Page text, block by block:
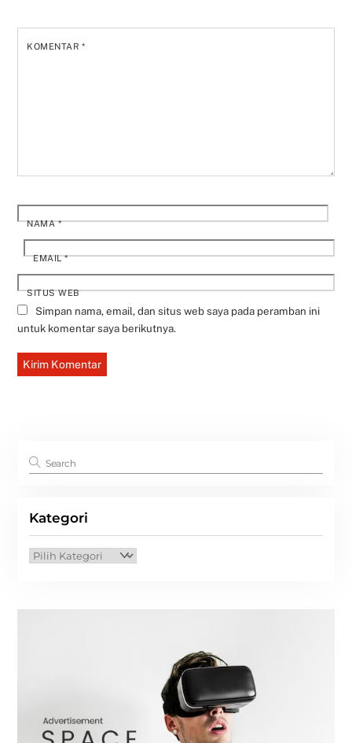
KOMENTAR*
NAMA*
EMAIL*
SITUS WEB
Simpan nama, email, dan situs web saya pada peramban ini
untuk komentar saya berikutnya.
Kategori
Kategori